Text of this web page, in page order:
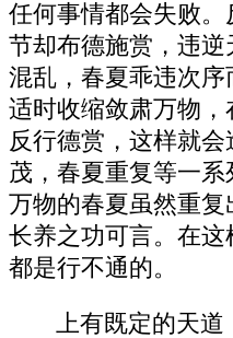
任何事情都会失败
节却布德施赏，违
混乱，春夏乖违次
适时收缩敛肃万物
反行德赏，这样就
茂，春夏重复等一
万物的春夏虽然重
长养之功可言。在
都是行不通的。
上有既定的天道